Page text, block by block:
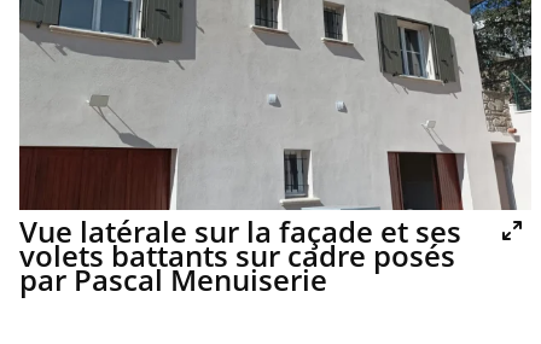
Vue latérale sur la façade et ses
volets battants sur cadre posés
par Pascal Menuiserie